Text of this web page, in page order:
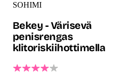
SOHIMI
Bekey - Värisevä
penisrengas
klitoriskiihottimella